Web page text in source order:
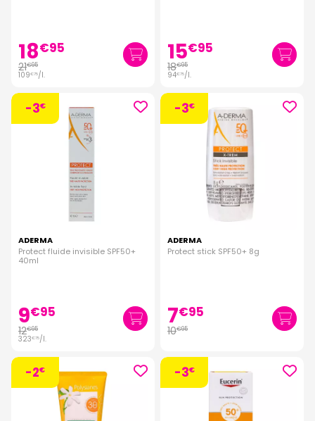
18€95
21€95
109€75/l.
15€95
18€95
94€75/l.
-3€
ADERMA
Protect fluide invisible SPF50+
40ml
9€95
12€95
323€75/l.
-3€
ADERMA
Protect stick SPF50+ 8g
7€95
10€95
-2€ -3€